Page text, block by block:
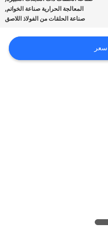
المعالجة الحرارية صناعة الخواتم,
صناعة الحلقات من الفولاذ اللاصق